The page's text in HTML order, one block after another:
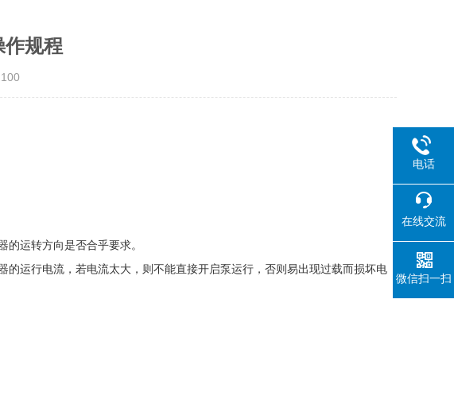
作规程
运转方向是否合乎要求。
运行电流，若电流太大，则不能直接开启泵运行，否则易出现过载而损坏电
电话
在线交流
微信扫一扫